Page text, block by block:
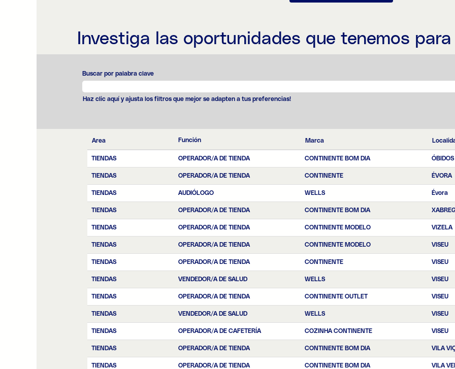
Investiga las oportunidades que tenemos
Buscar por palabra clave
Haz clic aquí y ajusta los filtros que mejor se adapten a tus preferencias!
Area Función Marca
TIENDAS OPERADOR/A DE TIENDA CONTINENTE BOM DIA ÓBIDOS
TIENDAS OPERADOR/A DE TIENDA CONTINENTE ÉVORA
TIENDAS AUDIÓLOGO WELLS Évora
TIENDAS OPERADOR/A DE TIENDA CONTINENTE BOM DIA
TIENDAS OPERADOR/A DE TIENDA CONTINENTE MODELO VIZELA
TIENDAS OPERADOR/A DE TIENDA CONTINENTE MODELO VISEU
TIENDAS OPERADOR/A DE TIENDA CONTINENTE VISEU
TIENDAS VENDEDOR/A DE SALUD WELLS VISEU
TIENDAS OPERADOR/A DE TIENDA CONTINENTE OUTLET VISEU
TIENDAS VENDEDOR/A DE SALUD WELLS VISEU
TIENDAS OPERADOR/A DE CAFETERÍA COZINHA CONTINENTE VISEU
TIENDAS OPERADOR/A DE TIENDA CONTINENTE BOM DIA VILA
TIENDAS OPERADOR/A DE TIENDA CONTINENTE BOM DIA VILA